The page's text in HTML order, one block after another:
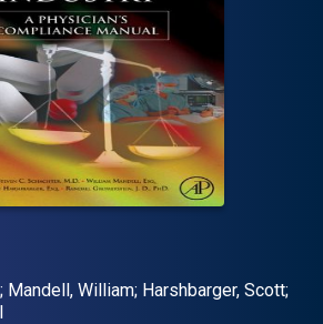
Mandell, William; Harshbarger, Scott;